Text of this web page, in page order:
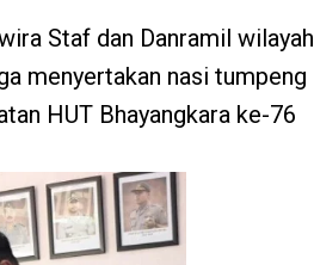
Staf dan Danramil wilayah
menyertakan nasi tumpeng
HUT Bhayangkara ke-76